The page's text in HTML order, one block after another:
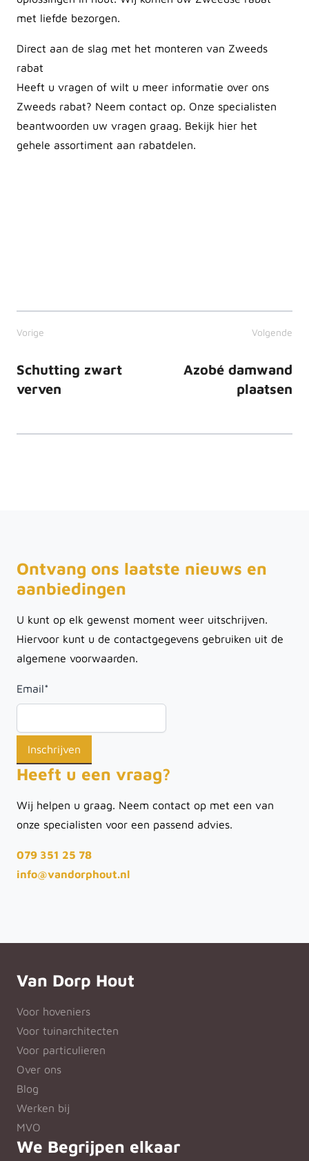
met liefde bezorgen.
Direct aan de slag met het monteren van Zweeds
rabat
Heeft u vragen of wilt u meer informatie over ons
Zweeds rabat? Neem contact op. Onze specialisten
beantwoorden uw vragen graag. Bekijk hier het
gehele assortiment aan rabatdelen.
Vorige
Schutting zwart
verven
Volgende
Azobé damwand
plaatsen
Ontvang ons laatste nieuws en
aanbiedingen
U kunt op elk gewenst moment weer uitschrijven.
Hiervoor kunt u de contactgegevens gebruiken uit de
algemene voorwaarden.
Email*
Heeft u een vraag?
Wij helpen u graag. Neem contact op met een van
onze specialisten voor een passend advies.
079 351 25 78
info@vandorphout.nl
Van Dorp Hout
Voor hoveniers
Voor tuinarchitecten
Voor particulieren
Over ons
Blog
Werken bij
MVO
We Begrijpen elkaar